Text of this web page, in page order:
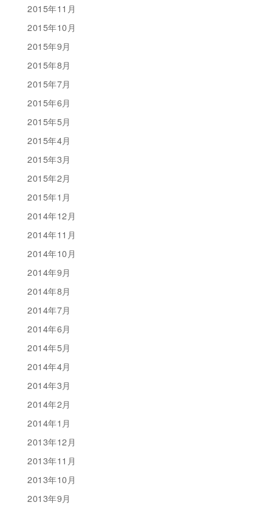
2015年11月
2015年10月
2015年9月
2015年8月
2015年7月
2015年6月
2015年5月
2015年4月
2015年3月
2015年2月
2015年1月
2014年12月
2014年11月
2014年10月
2014年9月
2014年8月
2014年7月
2014年6月
2014年5月
2014年4月
2014年3月
2014年2月
2014年1月
2013年12月
2013年11月
2013年10月
2013年9月